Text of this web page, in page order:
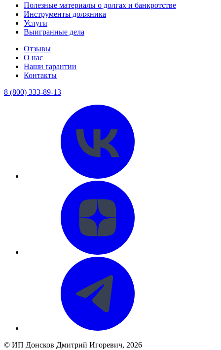
Полезные материалы о долгах и банкротстве
Инструменты должника
Услуги
Выигранные дела
Отзывы
О нас
Наши гарантии
Контакты
8 (800) 333-89-13
© ИП Донсков Дмитрий Игоревич, 2026